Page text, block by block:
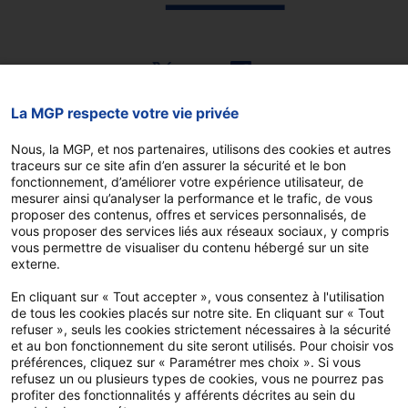
Agent affecté en France
métropolitaine et DROM
Agent affecté à l’étranger
Agent retraité
Mes conseils pratiques
Mes outils
FAQ
La MGP respecte votre vie privée
Nous, la MGP, et nos partenaires, utilisons des cookies et autres
traceurs sur ce site afin d’en assurer la sécurité et le bon
fonctionnement, d’améliorer votre expérience utilisateur, de
mesurer ainsi qu’analyser la performance et le trafic, de vous
proposer des contenus, offres et services personnalisés, de
vous proposer des services liés aux réseaux sociaux, y compris
vous permettre de visualiser du contenu hébergé sur un site
externe.
En cliquant sur « Tout accepter », vous consentez à l'utilisation
de tous les cookies placés sur notre site. En cliquant sur « Tout
refuser », seuls les cookies strictement nécessaires à la sécurité
et au bon fonctionnement du site seront utilisés. Pour choisir vos
préférences, cliquez sur « Paramétrer mes choix ». Si vous
refusez un ou plusieurs types de cookies, vous ne pourrez pas
profiter des fonctionnalités y afférents décrites au sein du